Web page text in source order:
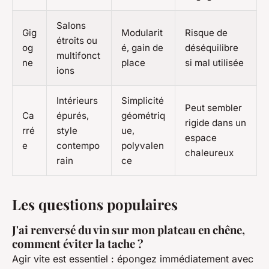
Gig
og
ne
Salons
étroits ou
multifonct
ions
Modularit
é, gain de
place
Risque de
déséquilibre
si mal utilisée
Ca
rré
e
Intérieurs
épurés,
style
contempo
rain
Simplicité
géométriq
ue,
polyvalen
ce
Peut sembler
rigide dans un
espace
chaleureux
Les questions populaires
J'ai renversé du vin sur mon plateau en chêne,
comment éviter la tache ?
Agir vite est essentiel : épongez immédiatement avec